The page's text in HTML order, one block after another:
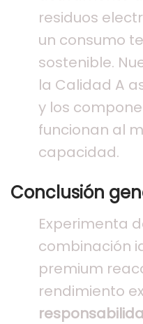
residuos
un consumo
sostenible.
la Calidad A
y los
funcionan al
capacidad.
Conclusión
Experimenta
combinación
premium
rendimiento